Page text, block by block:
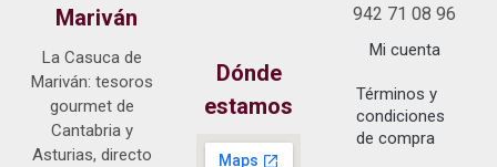
Mariván
La Casuca de
Mariván: tesoros
gourmet de
Cantabria y
Asturias, directo
Dónde
estamos
942 71 08 96
Mi cuenta
Términos y
condiciones
de compra